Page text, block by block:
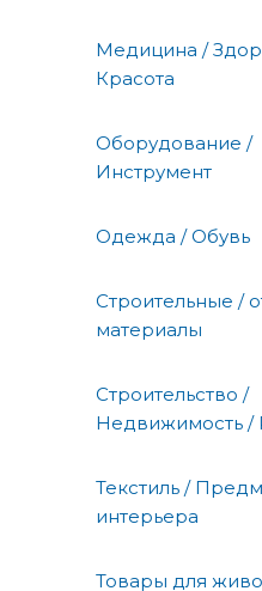
Медицина /
Красота
Оборудование /
Инструмент
Одежда / Обувь
Строительные /
материалы
Строительство /
Недвижимость /
Текстиль /
интерьера
Товары для